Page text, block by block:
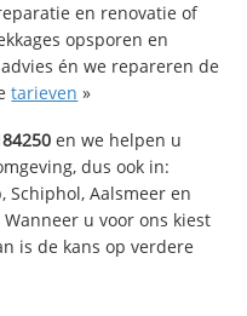
en renovatie of
opsporen en
én we repareren de
tarieven »
en we helpen u
dus ook in:
Schiphol, Aalsmeer en
u voor ons kiest
is de kans op verdere